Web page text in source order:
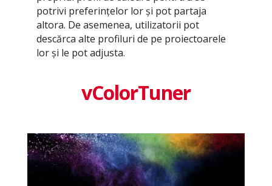
potrivi preferințelor lor și pot partaja
altora. De asemenea, utilizatorii pot
descărca alte profiluri de pe proiectoarele
lor și le pot adjusta.
vColorTuner